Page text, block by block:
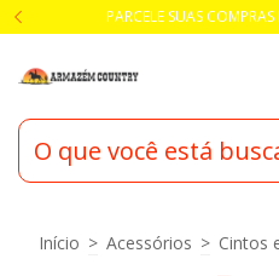
PARCELE SUAS
Início > Acessórios > Cintos